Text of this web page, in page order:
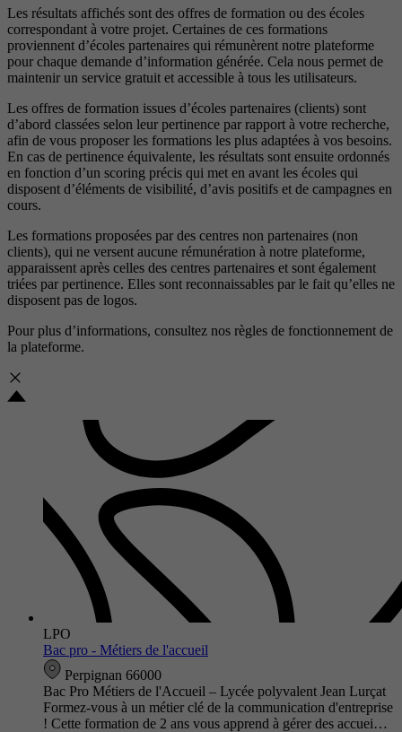
Les résultats affichés sont des offres de formation ou des écoles
correspondant à votre projet. Certaines de ces formations
proviennent d’écoles partenaires qui rémunèrent notre plateforme
pour chaque demande d’information générée. Cela nous permet de
maintenir un service gratuit et accessible à tous les utilisateurs.
Les offres de formation issues d’écoles partenaires (clients) sont
d’abord classées selon leur pertinence par rapport à votre recherche,
afin de vous proposer les formations les plus adaptées à vos besoins.
En cas de pertinence équivalente, les résultats sont ensuite ordonnés
en fonction d’un scoring précis qui met en avant les écoles qui
disposent d’éléments de visibilité, d’avis positifs et de campagnes en
cours.
Les formations proposées par des centres non partenaires (non
clients), qui ne versent aucune rémunération à notre plateforme,
apparaissent après celles des centres partenaires et sont également
triées par pertinence. Elles sont reconnaissables par le fait qu’elles ne
disposent pas de logos.
Pour plus d’informations, consultez nos règles de fonctionnement de
la plateforme.
LPO
Bac pro - Métiers de l'accueil
Perpignan 66000
Bac Pro Métiers de l'Accueil – Lycée polyvalent Jean Lurçat
Formez-vous à un métier clé de la communication d'entreprise
! Cette formation de 2 ans vous apprend à gérer des accuei…